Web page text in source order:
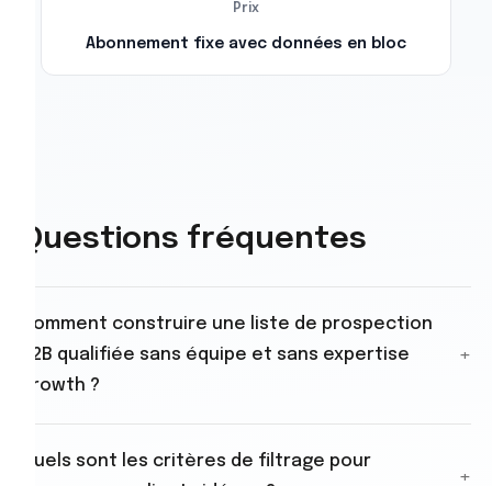
Prix
Abonnement fixe avec données en bloc
Questions fréquentes
Comment construire une liste de prospection
B2B qualifiée sans équipe et sans expertise
growth ?
+
couvrir 4 millions d'entreprises. Vous filtrez par
Quels sont les critères de filtrage pour
+